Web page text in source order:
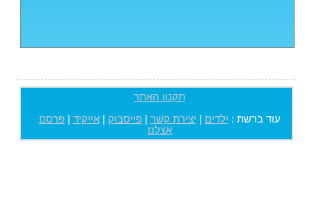
תקנון האתר
עוד ברשת : ילדים יצירת קשר |פייסבוק |אייקיד |פרסם
אצלנו